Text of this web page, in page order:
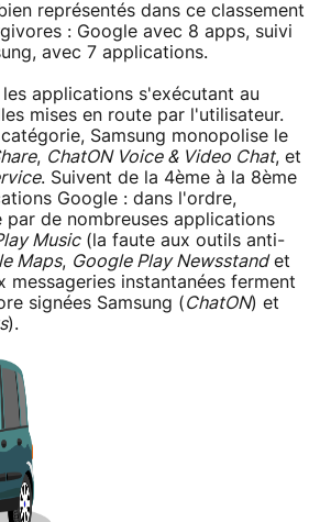
représentés dans ce classement
: Google avec 8 apps, suivi
avec 7 applications.
applications s'exécutant au
mises en route par l'utilisateur.
Samsung monopolise le
, ChatON Voice & Video Chat, et
. Suivent de la 4ème à la 8ème
Google : dans l'ordre,
de nombreuses applications
Music(la faute aux outils anti-
Maps, Google Play Newsstandet
messageries instantanées ferment
signées Samsung (ChatON) et
).